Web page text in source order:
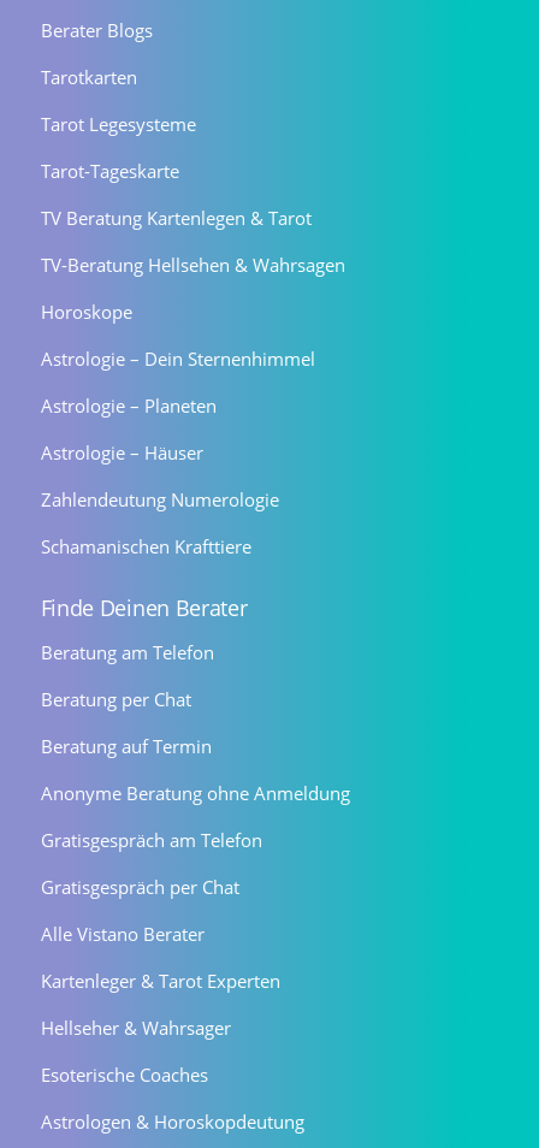
Berater Blogs
Tarotkarten
Tarot Legesysteme
Tarot-Tageskarte
TV Beratung Kartenlegen & Tarot
TV-Beratung Hellsehen & Wahrsagen
Horoskope
Astrologie – Dein Sternenhimmel
Astrologie – Planeten
Astrologie – Häuser
Zahlendeutung Numerologie
Schamanischen Krafttiere
Finde Deinen Berater
Beratung am Telefon
Beratung per Chat
Beratung auf Termin
Anonyme Beratung ohne Anmeldung
Gratisgespräch am Telefon
Gratisgespräch per Chat
Alle Vistano Berater
Kartenleger & Tarot Experten
Hellseher & Wahrsager
Esoterische Coaches
Astrologen & Horoskopdeutung